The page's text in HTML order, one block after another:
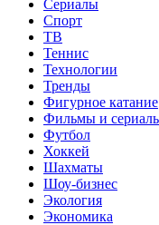
Сериалы
Спорт
ТВ
Теннис
Технологии
Тренды
Фигурное катание
Фильмы и
Футбол
Хоккей
Шахматы
Шоу-бизнес
Экология
Экономика